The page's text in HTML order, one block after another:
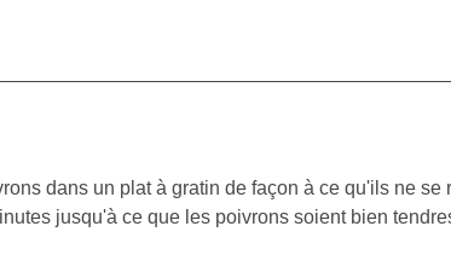
dans un plat à gratin de façon à ce qu'ils ne se
jusqu'à ce que les poivrons soient bien